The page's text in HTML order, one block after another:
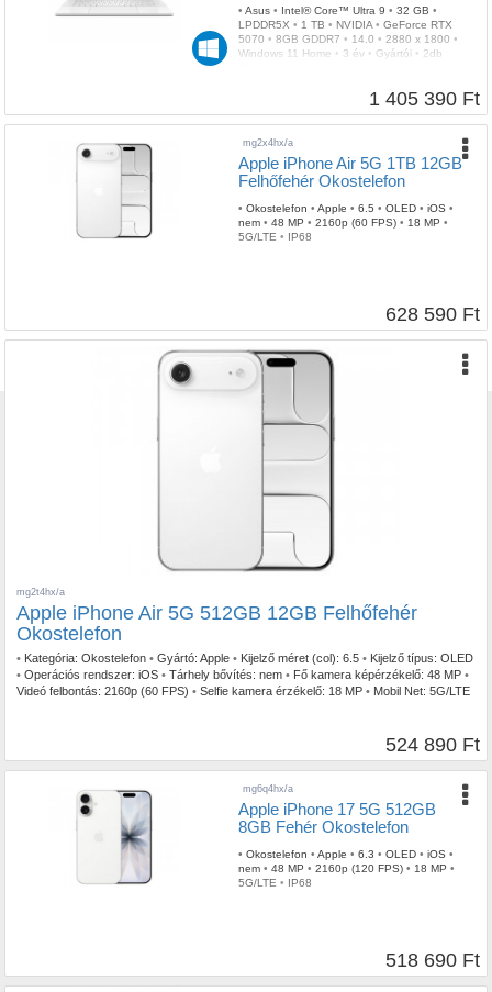
• Asus • Intel® Core™ Ultra 9 • 32 GB •
LPDDR5X • 1 TB • NVIDIA • GeForce RTX
5070 • 8GB GDDR7 • 14.0 • 2880 x 1800 •
Windows 11 Home • 3 év • Gyártói • 2db
1 405 390 Ft
mg2x4hx/a
Apple iPhone Air 5G 1TB 12GB
Felhőfehér Okostelefon
• Okostelefon • Apple • 6.5 • OLED • iOS •
nem • 48 MP • 2160p (60 FPS) • 18 MP •
5G/LTE • IP68
628 590 Ft
mg2t4hx/a
Apple iPhone Air 5G 512GB 12GB Felhőfehér
Okostelefon
• Kategória: Okostelefon • Gyártó: Apple • Kijelző méret (col): 6.5 • Kijelző típus: OLED
• Operációs rendszer: iOS • Tárhely bővítés: nem • Fő kamera képérzékelő: 48 MP •
Videó felbontás: 2160p (60 FPS) • Selfie kamera érzékelő: 18 MP • Mobil Net: 5G/LTE
524 890 Ft
mg6q4hx/a
Apple iPhone 17 5G 512GB
8GB Fehér Okostelefon
• Okostelefon • Apple • 6.3 • OLED • iOS •
nem • 48 MP • 2160p (120 FPS) • 18 MP •
5G/LTE • IP68
518 690 Ft